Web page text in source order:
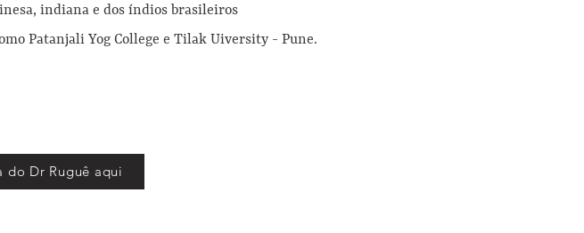
indiana e dos índios brasileiros
Patanjali Yog College e Tilak Uiversity - Pune.
do Dr Ruguê aqui